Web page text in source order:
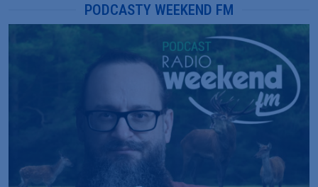
PODCASTY WEEKEND FM